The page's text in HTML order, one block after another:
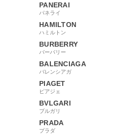
PANERAI
パネライ
HAMILTON
ハミルトン
BURBERRY
バーバリー
BALENCIAGA
バレンシアガ
PIAGET
ピアジェ
BVLGARI
ブルガリ
PRADA
プラダ